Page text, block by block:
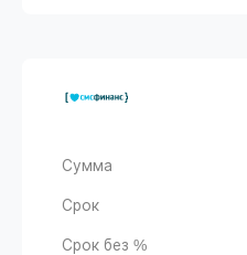
Сумма
Срок
Срок без %